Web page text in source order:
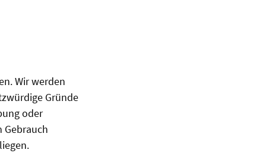
Wir werden
Gründe
oder
Gebrauch